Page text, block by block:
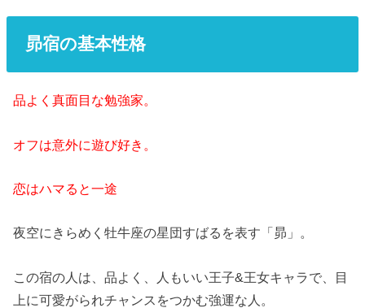
昴宿の基本性格
品よく真面目な勉強家。
オフは意外に遊び好き。
恋はハマると一途
夜空にきらめく牡牛座の星団すばるを表す「昴」。
この宿の人は、品よく、人もいい王子&王女キャラで、目
上に可愛がられチャンスをつかむ強運な人。